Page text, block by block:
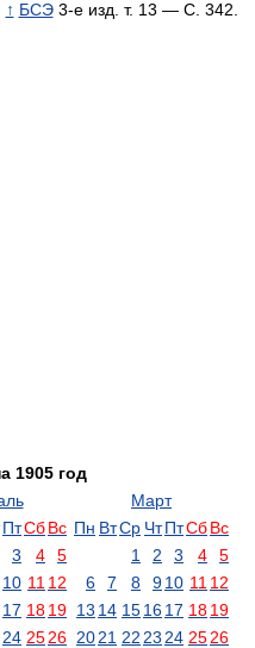
↑ БСЭ3-е изд. т. 13 — С. 342.
1905 год
ПтСбВс
3 4
5
10 11 12
17 1819
24 2526
Март
Пн ВтСр ЧтПтСбВс
1
2 3 4
5
6
7 8 910 11 12
13 14 151617 1819
2021 22 23 24 2526